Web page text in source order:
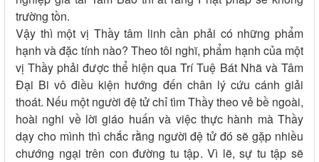
trường tồn.
Vậy thì một vị Thầy tâm linh cần phải có những phẩm
hạnh và đặc tính nào? Theo tôi nghĩ, phẩm hạnh của một
vị Thầy phải được thể hiện qua Trí Tuệ Bát Nhã và Tâm
Đại Bi vô điều kiện hướng đến chân lý cứu cánh giải
thoát. Nếu một người đệ tử chỉ tìm Thầy theo vẻ bề ngoài,
hoài nghi về lời giáo huấn và việc thực hành mà Thầy
dạy cho mình thì chắc rằng người đệ tử đó sẽ gặp nhiều
chướng ngại trên con đường tu tập. Vì lẽ, sự tu tập sẽ